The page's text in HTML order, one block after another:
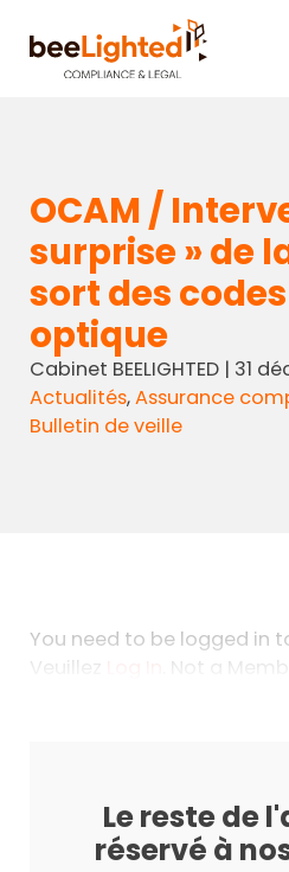
OCAM /
surprise » de
sort des
optique
Cabinet BEELIGHTED| 31
Actualités,Assurance
Bulletin de veille
You need to be logged in
Veuillez
. Not a
Le reste de
réservé à